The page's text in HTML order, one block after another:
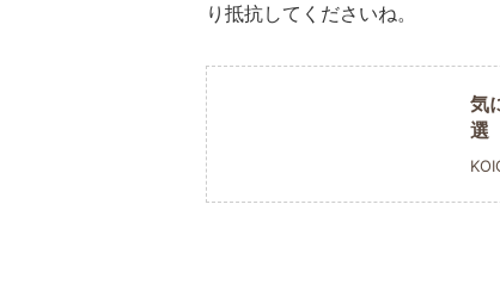
り抵抗してくださいね。
気
選